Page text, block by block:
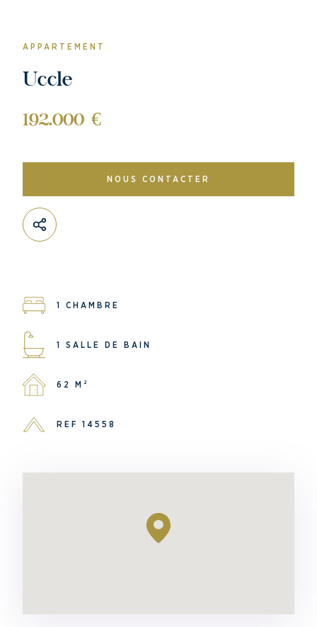
APPARTEMENT
Uccle
192.000 €
NOUS CONTACTER
1 CHAMBRE
1 SALLE DE BAIN
62 M²
REF 14558